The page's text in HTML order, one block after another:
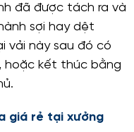
đã được tách ra và
sợi hay dệt
vải này sau đó có
hoặc kết thúc bằng
giá rẻ tại xưởng